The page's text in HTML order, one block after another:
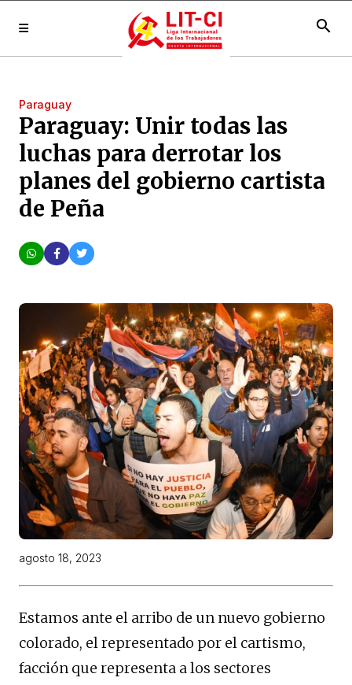
search
Paraguay
Paraguay: Unir todas las
luchas para derrotar los
planes del gobierno cartista
de Peña
agosto 18, 2023
Estamos ante el arribo de un nuevo gobierno
colorado, el representado por el cartismo,
facción que representa a los sectores